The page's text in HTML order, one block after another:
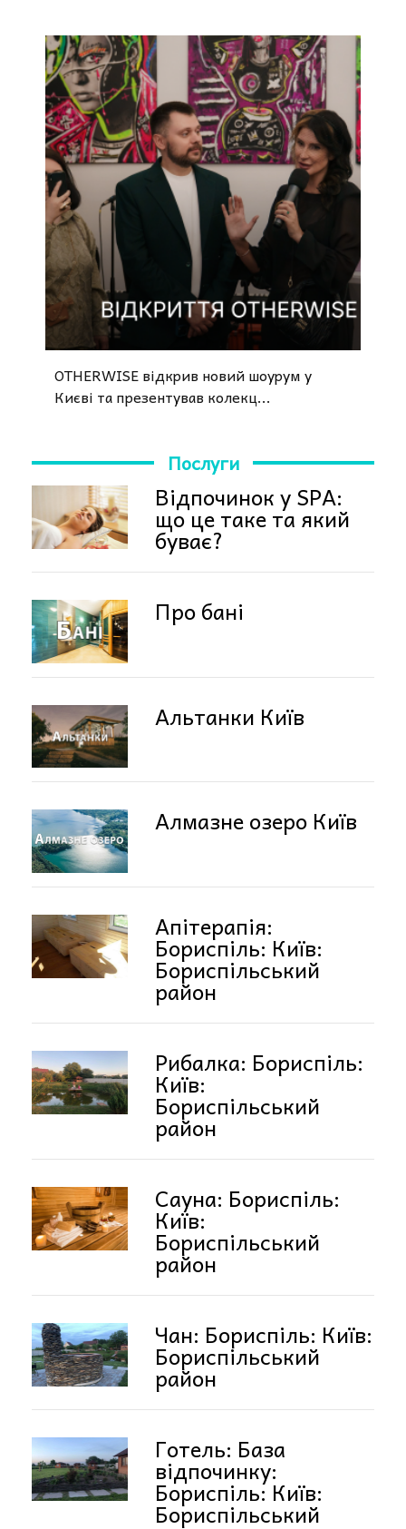
OTHERWISE відкрив новий шоурум у
Києві та презентував колекц...
Послуги
Відпочинок у SPA:
що це таке та який
буває?
Про бані
Альтанки Київ
Алмазне озеро Київ
Апітерапія:
Бориспіль: Київ:
Бориспільський
район
Рибалка: Бориспіль:
Київ:
Бориспільський
район
Сауна: Бориспіль:
Київ:
Бориспільський
район
Чан: Бориспіль: Київ:
Бориспільський
район
Готель: База
відпочинку:
Бориспіль: Київ:
Бориспільський